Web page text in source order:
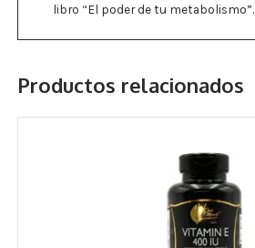
libro “El poder de tu metabolismo”.
Productos relacionados